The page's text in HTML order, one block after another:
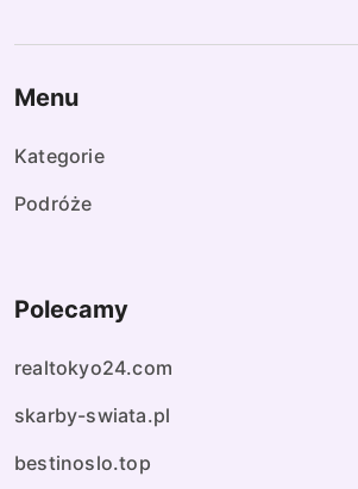
Menu
Kategorie
Podróże
Polecamy
realtokyo24.com
skarby-swiata.pl
bestinoslo.top